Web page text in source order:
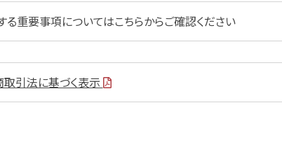
る重要事項についてはこちらからご確認ください
引法に基づく表示